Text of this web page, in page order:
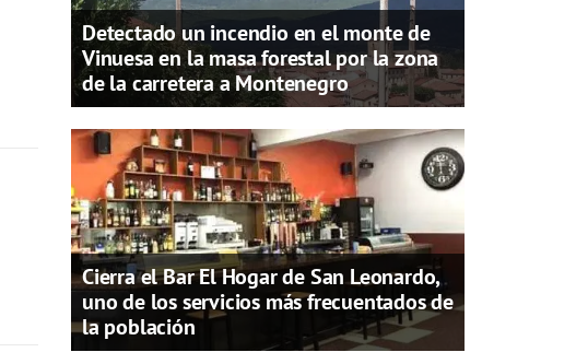
Detectado un incendio en el monte de
Vinuesa en la masa forestal por la zona
de la carretera a Montenegro
Cierra el Bar El Hogar de San Leonardo,
uno de los servicios más frecuentados de
la población